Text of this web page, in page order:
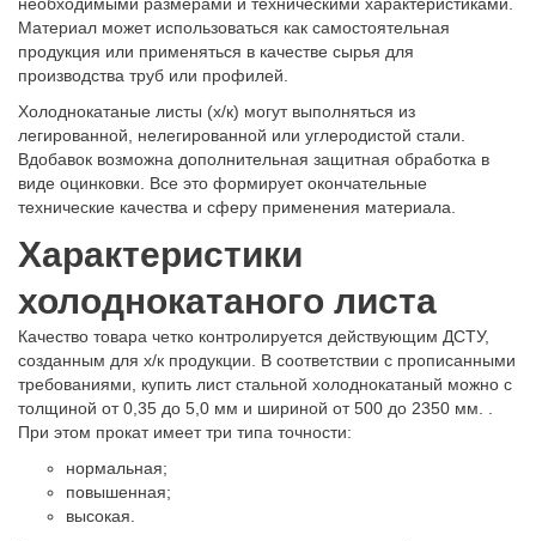
Материал может использоваться как самостоятельная
продукция или применяться в качестве сырья для
производства труб или профилей.
Холоднокатаные листы (х/к) могут выполняться из
легированной, нелегированной или углеродистой стали.
Вдобавок возможна дополнительная защитная обработка в
виде оцинковки. Все это формирует окончательные
технические качества и сферу применения материала.
Характеристики
холоднокатаного листа
Качество товара четко контролируется действующим ДСТУ,
созданным для х/к продукции. В соответствии с прописанными
требованиями, купить лист стальной холоднокатаный можно с
толщиной от 0,35 до 5,0 мм и шириной от 500 до 2350 мм. .
При этом прокат имеет три типа точности:
нормальная;
повышенная;
высокая.